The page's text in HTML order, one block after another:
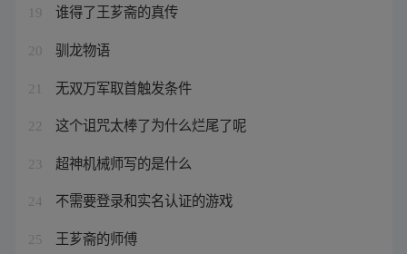
19 谁得了王芗斋的真传
20 驯龙物语
21 无双万军取首触发条件
22 这个诅咒太棒了为什么烂尾了呢
23 超神机械师写的是什么
24 不需要登录和实名认证的游戏
25 王芗斋的师傅